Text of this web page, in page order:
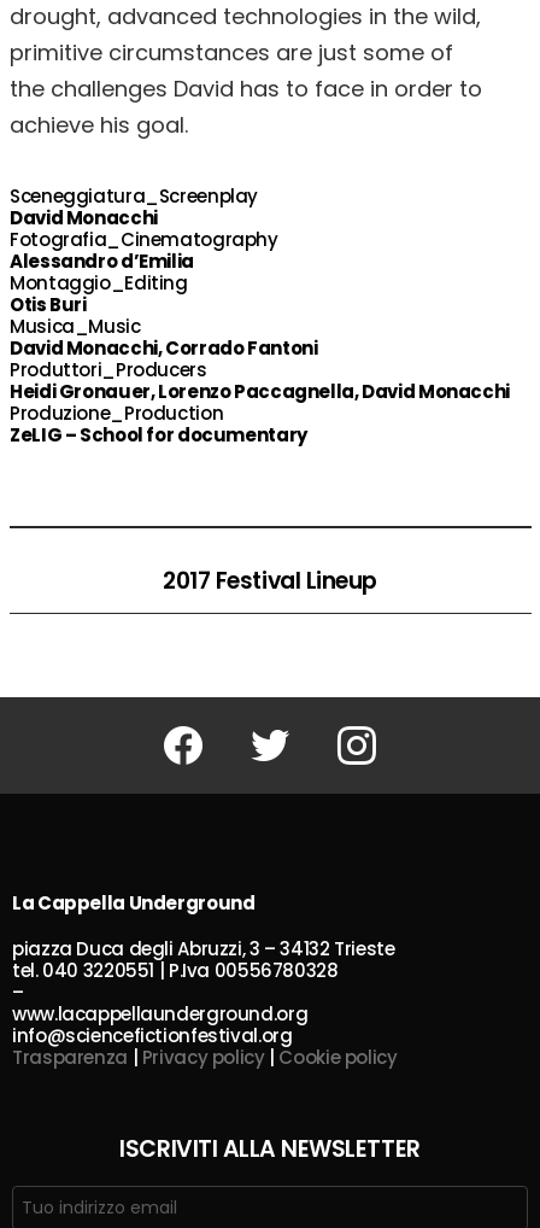
drought, advanced technologies in the wild,
primitive circumstances are just some of
the challenges David has to face in order to
achieve his goal.
Sceneggiatura_Screenplay
David Monacchi
Fotografia_Cinematography
Alessandro d’Emilia
Montaggio_Editing
Otis Buri
Musica_Music
David Monacchi, Corrado Fantoni
Produttori_Producers
Heidi Gronauer, Lorenzo Paccagnella, David Monacchi
Produzione_Production
ZeLIG – School for documentary
2017 Festival Lineup
Facebook Twitter Instagram
La Cappella Underground
piazza Duca degli Abruzzi, 3 – 34132 Trieste
tel. 040 3220551 | P.Iva 00556780328
–
www.lacappellaunderground.org
info@sciencefictionfestival.org
Trasparenza
Privacy policy| Cookie policy
ISCRIVITI ALLA NEWSLETTER